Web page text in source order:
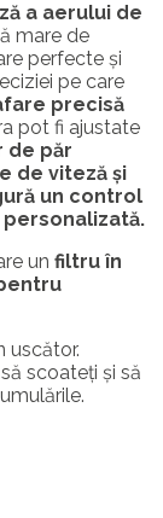
a aerului de
mare de
perfecte şi
pe care
precisă
pot fi ajustate
de păr
de viteză și
un control
un filtru în
uscător.
scoateți şi să